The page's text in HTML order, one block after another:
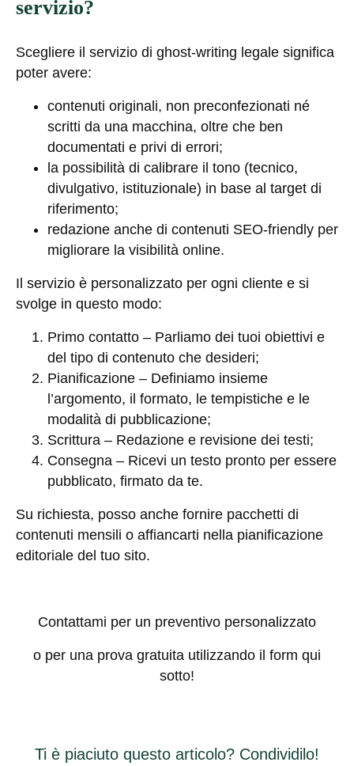
servizio?
Scegliere il servizio di ghost-writing legale significa
poter avere:
contenuti originali, non preconfezionati né
scritti da una macchina, oltre che ben
documentati e privi di errori;
la possibilità di calibrare il tono (tecnico,
divulgativo, istituzionale) in base al target di
riferimento;
redazione anche di contenuti SEO-friendly per
migliorare la visibilità online.
Il servizio è personalizzato per ogni cliente e si
svolge in questo modo:
Primo contatto – Parliamo dei tuoi obiettivi e
del tipo di contenuto che desideri;
Pianificazione – Definiamo insieme
l’argomento, il formato, le tempistiche e le
modalità di pubblicazione;
Scrittura – Redazione e revisione dei testi;
Consegna – Ricevi un testo pronto per essere
pubblicato, firmato da te.
Su richiesta, posso anche fornire pacchetti di
contenuti mensili o affiancarti nella pianificazione
editoriale del tuo sito.
Contattami per un preventivo personalizzato
o per una prova gratuita utilizzando il form qui
sotto!
Ti è piaciuto questo articolo? Condividilo!